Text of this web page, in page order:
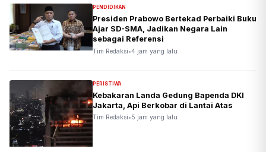
PENDIDIKAN
Presiden Prabowo Bertekad Perbaiki Buku
Ajar SD-SMA, Jadikan Negara Lain
sebagai Referensi
Tim Redaksi•4 jam yang lalu
PERISTIWA
Kebakaran Landa Gedung Bapenda DKI
Jakarta, Api Berkobar di Lantai Atas
Tim Redaksi•5 jam yang lalu